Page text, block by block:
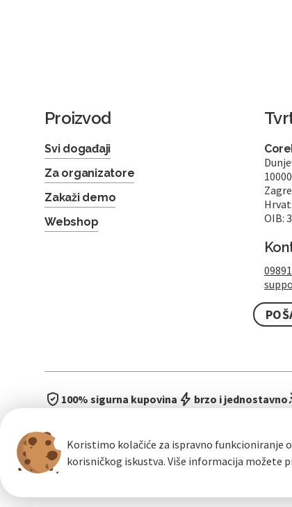
Koristimo kolačiće za ispravno funkcioniranje
korisničkog iskustva. Više informacija možete
Proizvod
Svi događaji
Za organizatore
Zakaži demo
Webshop
10000
OIB:
100% sigurna kupovina brzo i jednostavno